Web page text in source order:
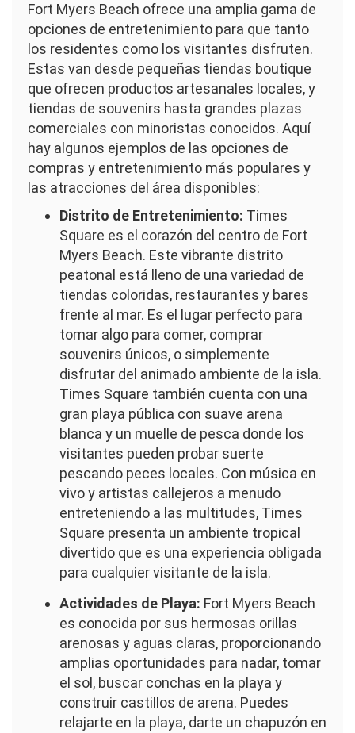
Fort Myers Beach ofrece una amplia gama de
opciones de entretenimiento para que tanto
los residentes como los visitantes disfruten.
Estas van desde pequeñas tiendas boutique
que ofrecen productos artesanales locales, y
tiendas de souvenirs hasta grandes plazas
comerciales con minoristas conocidos. Aquí
hay algunos ejemplos de las opciones de
compras y entretenimiento más populares y
las atracciones del área disponibles:
Distrito de Entretenimiento: Times
Square es el corazón del centro de Fort
Myers Beach. Este vibrante distrito
peatonal está lleno de una variedad de
tiendas coloridas, restaurantes y bares
frente al mar. Es el lugar perfecto para
tomar algo para comer, comprar
souvenirs únicos, o simplemente
disfrutar del animado ambiente de la isla.
Times Square también cuenta con una
gran playa pública con suave arena
blanca y un muelle de pesca donde los
visitantes pueden probar suerte
pescando peces locales. Con música en
vivo y artistas callejeros a menudo
entreteniendo a las multitudes, Times
Square presenta un ambiente tropical
divertido que es una experiencia obligada
para cualquier visitante de la isla.
Actividades de Playa: Fort Myers Beach
es conocida por sus hermosas orillas
arenosas y aguas claras, proporcionando
amplias oportunidades para nadar, tomar
el sol, buscar conchas en la playa y
construir castillos de arena. Puedes
relajarte en la playa, darte un chapuzón en